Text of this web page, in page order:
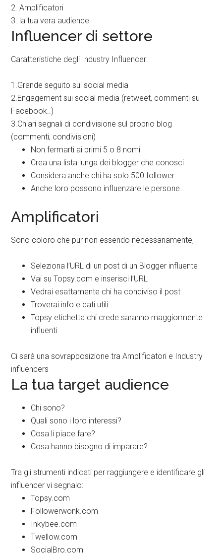
2. Amplificatori
3. la tua vera audience
Influencer di settore
Caratteristiche degli Industry Influencer:
1.Grande seguito sui social media
2.Engagement sui social media (retweet, commenti su
Facebook..)
3.Chiari segnali di condivisione sul proprio blog
(commenti, condivisioni)
Non fermarti ai primi 5 o 8 nomi
Crea una lista lunga dei blogger che conosci
Considera anche chi ha solo 500 follower
Anche loro possono influenzare le persone
Amplificatori
Sono coloro che pur non essendo necessariamente,
Seleziona l’URL di un post di un Blogger influente
Vai su Topsy.com e inserisci l’URL
Vedrai esattamente chi ha condiviso il post
Troverai info e dati utili
Topsy etichetta chi crede saranno maggiormente
influenti
Ci sarà una sovrapposizione tra Amplificatori e Industry
influencers
La tua target audience
Chi sono?
Quali sono i loro interessi?
Cosa li piace fare?
Cosa hanno bisogno di imparare?
Tra gli strumenti indicati per raggiungere e identificare gli
influencer vi segnalo:
Topsy.com
Followerwonk.com
Inkybee.com
Twellow.com
SocialBro.com